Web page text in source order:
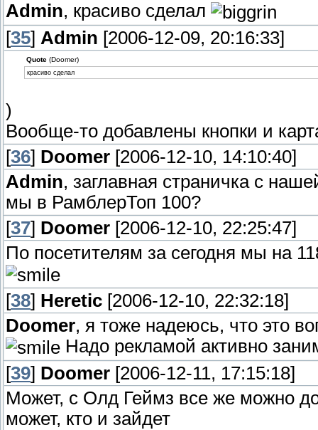
Admin, красиво сделал
[35] Admin [2006-12-09, 20:16:33]
Quote(Doomer)
красиво сделал
)
Вообще-то добавлены кнопки и
[36] Doomer [2006-12-10, 14:10:40]
Admin, заглавная страничка с
мы в РамблерТоп 100?
[37] Doomer [2006-12-10, 22:25:47]
По посетителям за сегодня мы на
[38] Heretic [2006-12-10, 22:32:18]
Doomer, я тоже надеюсь, что это
Надо рекламой активно
[39] Doomer [2006-12-11, 17:15:18]
Может, с Олд Геймз все же можно
может, кто и зайдет